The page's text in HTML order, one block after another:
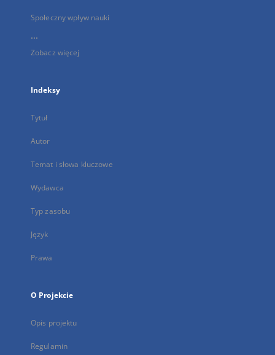
Społeczny wpływ nauki
...
Zobacz więcej
Indeksy
Tytuł
Autor
Temat i słowa kluczowe
Wydawca
Typ zasobu
Język
Prawa
O Projekcie
Opis projektu
Regulamin